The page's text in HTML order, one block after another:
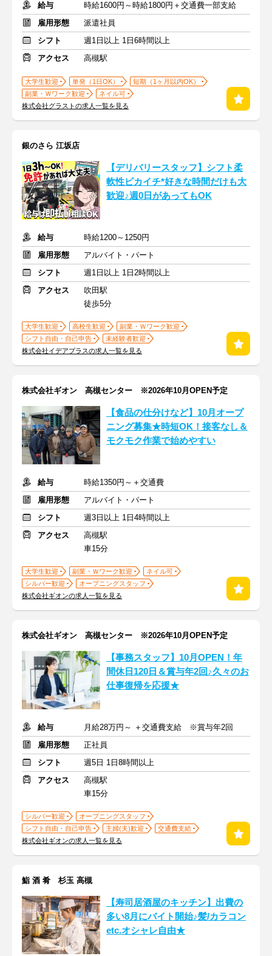
給与
時給1600円～時給1800円＋交通費一部支給
雇用形態
派遣社員
シフト
週1日以上 1日6時間以上
アクセス
高槻駅
大学生歓迎 単発（1日OK）
短期（1ヶ月以内OK）
副業・Ｗワーク歓迎
ネイル可
株式会社グラストの求人一覧を見る
銀のさら 江坂店
【デリバリースタッフ】シフト柔
軟性ピカイチ*好きな時間だけも大
歓迎♪週0日があってもOK
給与
時給1200～1250円
雇用形態
アルバイト・パート
シフト
週1日以上 1日2時間以上
アクセス
吹田駅
徒歩5分
大学生歓迎 高校生歓迎
副業・Ｗワーク歓迎
シフト自由・自己申告
未経験者歓迎
株式会社イデアプラスの求人一覧を見る
株式会社ギオン 高槻センター ※2026年10月OPEN予定
【食品の仕分けなど】10月オープ
ニング募集★時短OK！接客なし＆
モクモク作業で始めやすい
給与
時給1350円～＋交通費
雇用形態
アルバイト・パート
シフト
週3日以上 1日4時間以上
アクセス
高槻駅
車15分
大学生歓迎 副業・Ｗワーク歓迎
ネイル可
シルバー歓迎
オープニングスタッフ
株式会社ギオンの求人一覧を見る
株式会社ギオン 高槻センター ※2026年10月OPEN予定
【事務スタッフ】10月OPEN！年
間休日120日＆賞与年2回♪久々のお
仕事復帰を応援★
給与
月給28万円～ ＋交通費支給 ※賞与年2回
雇用形態
正社員
シフト
週5日 1日8時間以上
アクセス
高槻駅
車15分
シルバー歓迎
オープニングスタッフ
シフト自由・自己申告
主婦(夫)歓迎
交通費支給
株式会社ギオンの求人一覧を見る
鮨 酒 肴 杉玉 高槻
【寿司居酒屋のキッチン】出費の
多い8月にバイト開始♪髪/カラコン
etc.オシャレ自由★